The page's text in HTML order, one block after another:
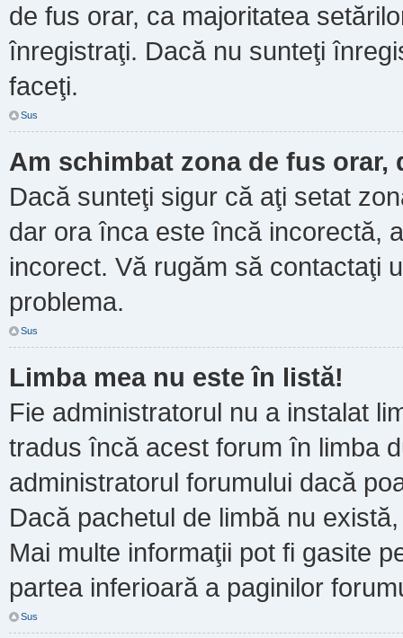
de fus orar, ca majoritatea
înregistraţi. Dacă nu sunteţi
faceţi.
Sus
Am schimbat zona de fus orar,
Dacă sunteţi sigur că aţi setat
dar ora înca este încă incorectă,
incorect. Vă rugăm să contactaţi
problema.
Sus
Limba mea nu este în listă!
Fie administratorul nu a instalat
tradus încă acest forum în limba
administratorul forumului dacă
Dacă pachetul de limbă nu
Mai multe informaţii pot fi gasite
partea inferioară a paginilor
Sus